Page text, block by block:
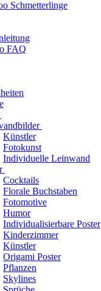
FAQ
Künstler
Fotokunst
Individuelle Leinwand
Cocktails
Florale Buchstaben
Fotomotive
Humor
Individualisierbare Poster
Kinderzimmer
Künstler
Origami Poster
Pflanzen
Skylines